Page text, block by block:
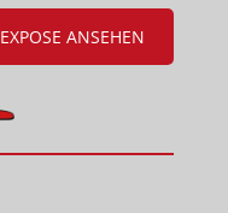
EXPOSE ANSEHEN